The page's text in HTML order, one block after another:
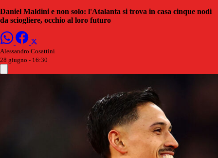
Daniel Maldini e non solo: l'Atalanta si trova in casa cinque nodi
da sciogliere, occhio al loro futuro
Alessandro Cosattini
28 giugno - 16:30